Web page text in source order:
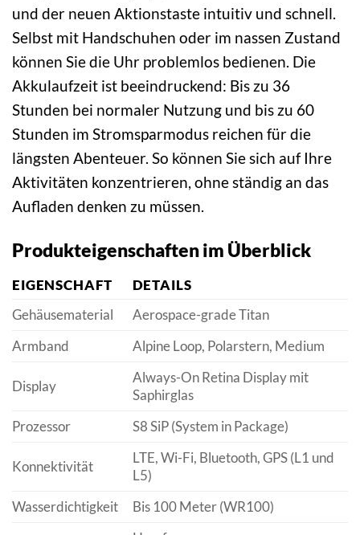
und der neuen Aktionstaste intuitiv und schnell.
Selbst mit Handschuhen oder im nassen Zustand
können Sie die Uhr problemlos bedienen. Die
Akkulaufzeit ist beeindruckend: Bis zu 36
Stunden bei normaler Nutzung und bis zu 60
Stunden im Stromsparmodus reichen für die
längsten Abenteuer. So können Sie sich auf Ihre
Aktivitäten konzentrieren, ohne ständig an das
Aufladen denken zu müssen.
Produkteigenschaften im Überblick
EIGENSCHAFT
DETAILS
Gehäusematerial
Aerospace-grade Titan
Armband
Alpine Loop, Polarstern, Medium
Display
Always-On Retina Display mit
Saphirglas
Prozessor
S8 SiP (System in Package)
Konnektivität
LTE, Wi-Fi, Bluetooth, GPS (L1 und
L5)
Wasserdichtigkeit
Bis 100 Meter (WR100)